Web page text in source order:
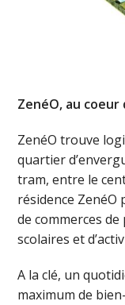
ZenéO, au
ZenéO trouve
quartier
tram, entre le
résidence
de commerces
scolaires et
A la clé, un
maximum de